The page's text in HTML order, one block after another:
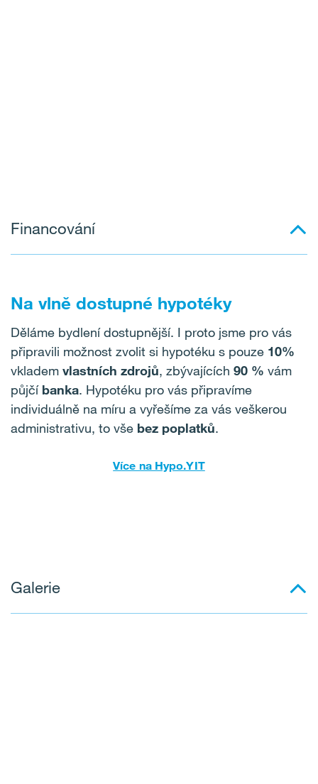
Financování
Na vlně dostupné hypotéky
Děláme bydlení dostupnější. I proto jsme pro vás
připravili možnost zvolit si hypotéku s pouze 10%
vkladem vlastních zdrojů, zbývajících 90 % vám
půjčí banka. Hypotéku pro vás připravíme
individuálně na míru a vyřešíme za vás veškerou
administrativu, to vše bez poplatků.
Více na Hypo.YIT
Galerie